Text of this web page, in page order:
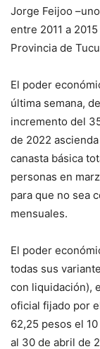
Jorge Feijoo
entre 2011 a
Provincia de
El poder
última semana,
incremento del
de 2022
canasta básica
personas en
para que no sea
mensuales.
El poder
todas sus
con liquidación),
oficial fijado por
62,25 pesos el
al 30 de abril de